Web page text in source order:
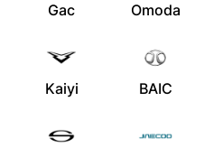
Gac Omoda
Kaiyi BAIC